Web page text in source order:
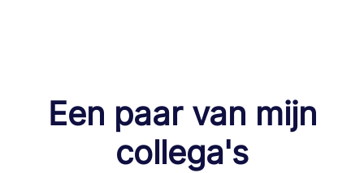
Een paar van mijn
collega's